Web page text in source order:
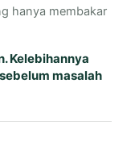
hanya membakar
Kelebihannya
masalah